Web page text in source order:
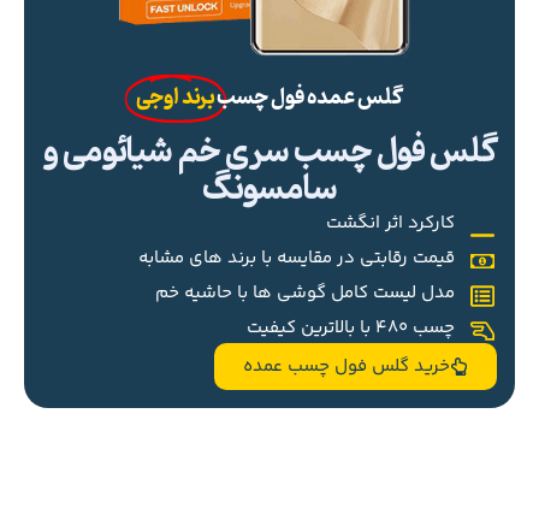
گلس عمده فول چسببرند اوجی
گلس فول چسب سری خم شیائومی و
سامسونگ
کارکرد اثر انگشت
قیمت رقابتی در مقایسه با برند های مشابه
مدل لیست کامل گوشی ها با حاشیه خم
چسب 480 با بالاترین کیفیت
خرید گلس فول چسب عمده